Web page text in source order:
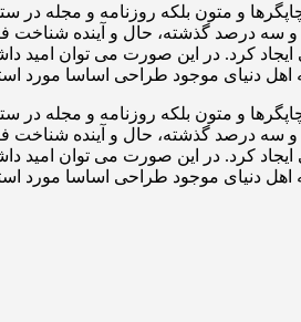
و متون بلکه روزنامه و مجله
سه درصد گذشته، حال و آینده شناخت
کرد. در این صورت می توان امید
دنیای موجود طراحی اساسا مورد
و متون بلکه روزنامه و مجله
سه درصد گذشته، حال و آینده شناخت
کرد. در این صورت می توان امید
دنیای موجود طراحی اساسا مورد